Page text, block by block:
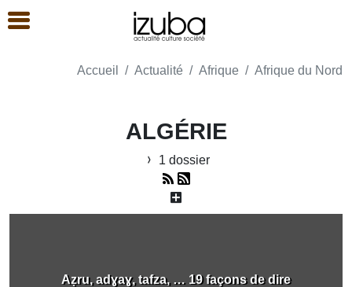
Accueil Actualité Afrique Afrique du Nord
ALGÉRIE
1 dossier
Aẓru, adɣaɣ, tafza, … 19 façons de dire